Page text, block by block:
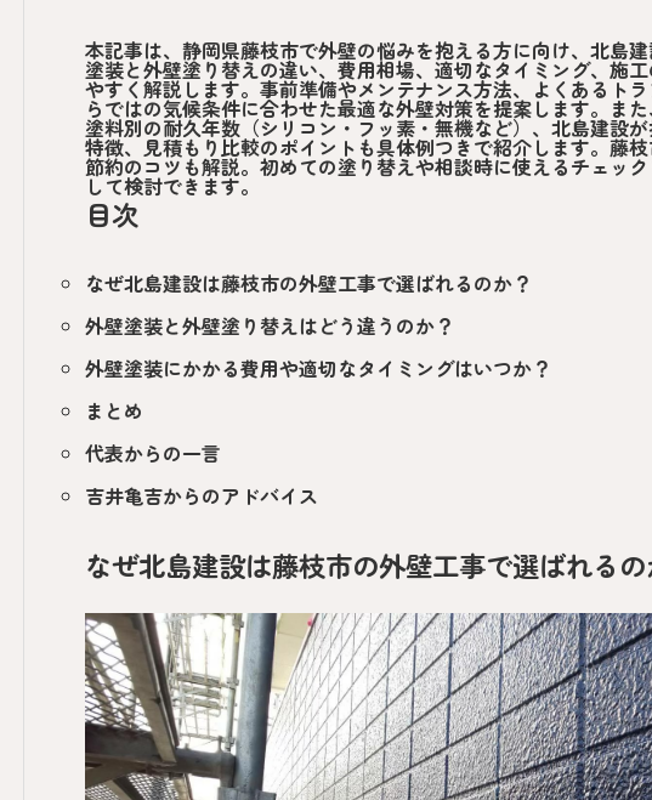
本記事は、静岡県藤枝市で外壁の悩みを抱える方に向け、北島
塗装と外壁塗り替えの違い、費用相場、適切なタイミング、施
やすく解説します。事前準備やメンテナンス方法、よくあるト
らではの気候条件に合わせた最適な外壁対策を提案します。ま
塗料別の耐久年数（シリコン・フッ素・無機など）、北島建設
特徴、見積もり比較のポイントも具体例つきで紹介します。藤
節約のコツも解説。初めての塗り替えや相談時に使えるチェッ
して検討できます。
目次
なぜ北島建設は藤枝市の外壁工事で選ばれるのか？
外壁塗装と外壁塗り替えはどう違うのか？
外壁塗装にかかる費用や適切なタイミングはいつか？
まとめ
代表からの一言
吉井亀吉からのアドバイス
なぜ北島建設は藤枝市の外壁工事で選ばれるの